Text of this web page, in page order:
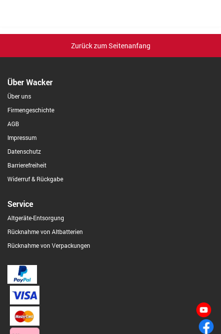
Zurück zum Seitenanfang
Über Wacker
Über uns
Firmengeschichte
AGB
Impressum
Datenschutz
Barrierefreiheit
Widerruf & Rückgabe
Service
Altgeräte-Entsorgung
Rücknahme von Altbatterien
Rücknahme von Verpackungen